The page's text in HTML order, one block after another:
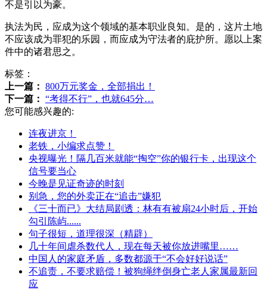
不是引以为豪。
执法为民，应成为这个领域的基本职业良知。是的，这片土地
不应该成为罪犯的乐园，而应成为守法者的庇护所。愿以上案
件中的诸君思之。
标签：
上一篇： 800万元奖金，全部捐出！
下一篇： “考得不行”，也就645分…
您可能感兴趣的:
连夜进京！
老铁，小编求点赞！
央视曝光！隔几百米就能“掏空”你的银行卡，出现这个
信号要当心
今晚是见证奇迹的时刻
别急，您的外卖正在“追击”嫌犯
《三十而已》大结局剧透：林有有被扇24小时后，开始
勾引陈屿......
句子很短，道理很深（精辟）
几十年间虐杀数代人，现在每天被你放进嘴里……
中国人的家庭矛盾，多数都源于“不会好好说话”
不追责，不要求赔偿！被狗绳绊倒身亡老人家属最新回
应